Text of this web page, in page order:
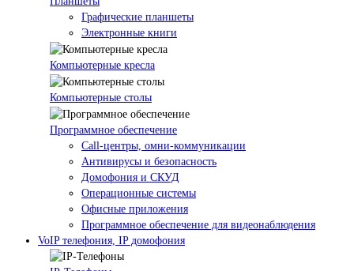
Графические планшеты
Электронные книги
Компьютерные кресла
Компьютерные столы
Программное обеспечение
Call-центры, омни-коммуникации
Антивирусы и безопасность
Домофония и СКУД
Операционные системы
Офисные приложения
Программное обеспечение для видеонаблюдения
VoIP телефония, IP домофония